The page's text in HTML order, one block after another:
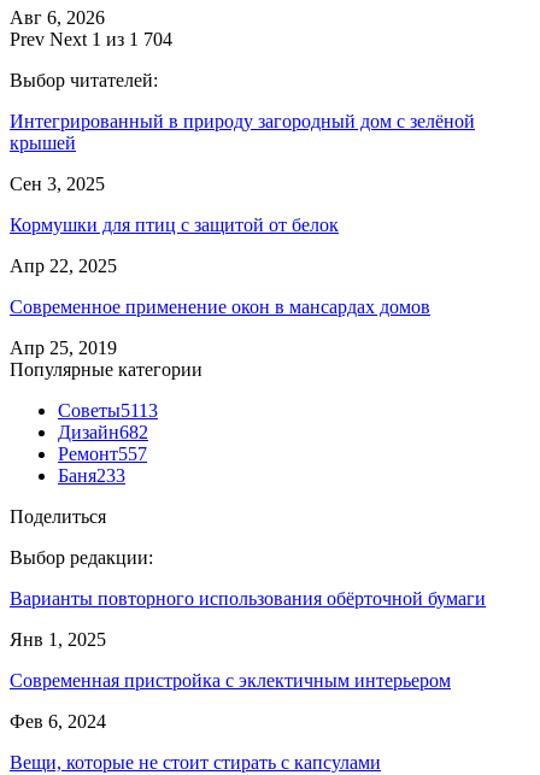
Авг 6, 2026
Prev Next 1 из 1 704
Выбор читателей:
Интегрированный в природу загородный дом с зелёной
крышей
Сен 3, 2025
Кормушки для птиц с защитой от белок
Апр 22, 2025
Современное применение окон в мансардах домов
Апр 25, 2019
Популярные категории
Советы5113
Дизайн682
Ремонт557
Баня233
Поделиться
Выбор редакции:
Варианты повторного использования обёрточной бумаги
Янв 1, 2025
Современная пристройка с эклектичным интерьером
Фев 6, 2024
Вещи, которые не стоит стирать с капсулами